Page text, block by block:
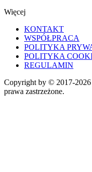
Więcej
KONTAKT
WSPÓŁPRACA
POLITYKA
POLITYKA
REGULAMIN
Copyright by © 2017-
prawa zastrzeżone.